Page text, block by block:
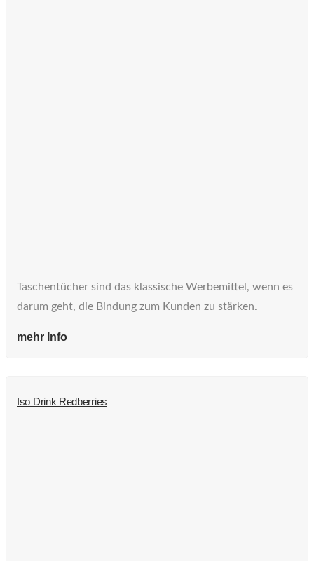
Taschentücher sind das klassische Werbemittel, wenn es
darum geht, die Bindung zum Kunden zu stärken.
mehr Info
Iso Drink Redberries